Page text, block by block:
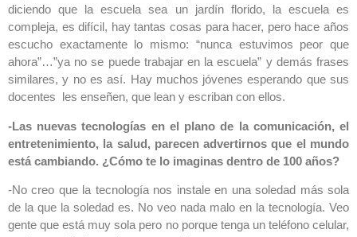
diciendo que la escuela sea un jardín florido, la escuela es
compleja, es difícil, hay tantas cosas para hacer, pero hace años
escucho exactamente lo mismo: “nunca estuvimos peor que
ahora”…”ya no se puede trabajar en la escuela” y demás frases
similares, y no es así. Hay muchos jóvenes esperando que sus
docentes les enseñen, que lean y escriban con ellos.
-Las nuevas tecnologías en el plano de la comunicación, el
entretenimiento, la salud, parecen advertirnos que el mundo
está cambiando. ¿Cómo te lo imaginas dentro de 100 años?
-No creo que la tecnología nos instale en una soledad más sola
de la que la soledad es. No veo nada malo en la tecnología. Veo
gente que está muy sola pero no porque tenga un teléfono celular,